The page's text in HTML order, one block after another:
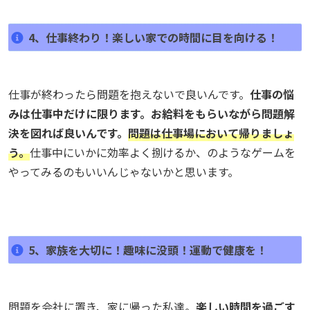
4、仕事終わり！楽しい家での時間に目を向ける！
仕事が終わったら問題を抱えないで良いんです。 仕事の悩
みは仕事中だけに限ります。お給料をもらいながら問題解
決を図れば良いんです。 問題は仕事場において帰りましょ
う。仕事中にいかに効率よく捌けるか、のようなゲームを
やってみるのもいいんじゃないかと思います。
5、家族を大切に！趣味に没頭！運動で健康を！